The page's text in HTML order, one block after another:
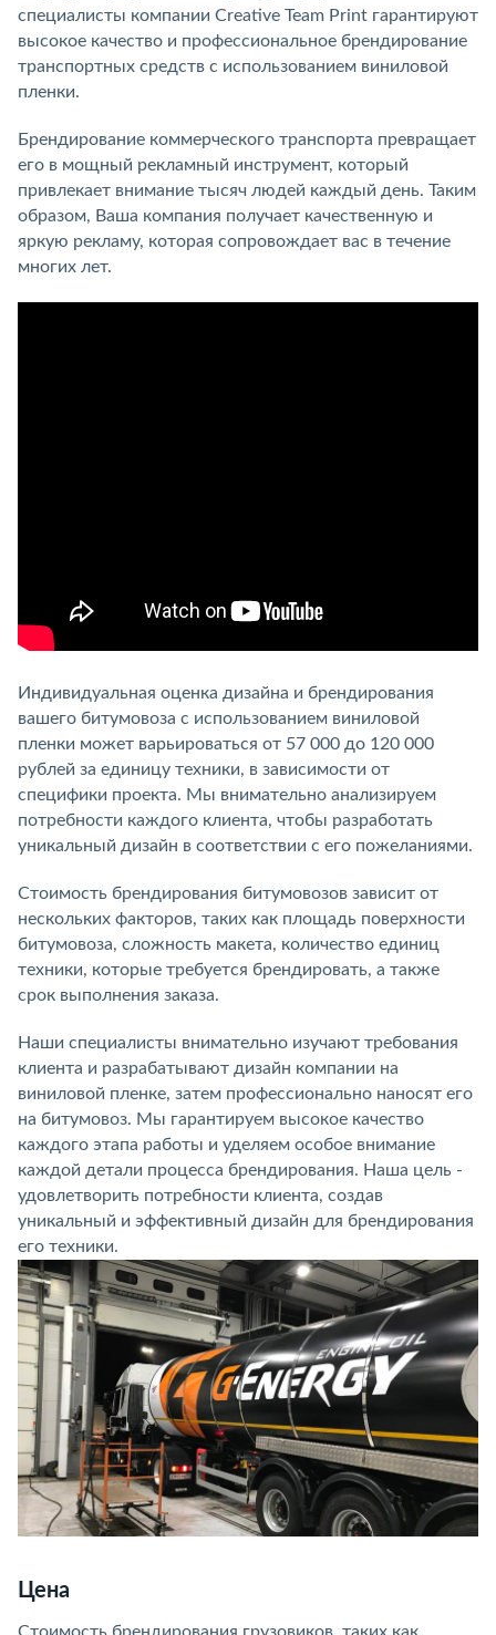
специалисты компании Creative Team Print гарантируют
высокое качество и профессиональное брендирование
транспортных средств с использованием виниловой
пленки.
Брендирование коммерческого транспорта превращает
его в мощный рекламный инструмент, который
привлекает внимание тысяч людей каждый день. Таким
образом, Ваша компания получает качественную и
яркую рекламу, которая сопровождает вас в течение
многих лет.
Индивидуальная оценка дизайна и брендирования
вашего битумовоза с использованием виниловой
пленки может варьироваться от 57 000 до 120 000
рублей за единицу техники, в зависимости от
специфики проекта. Мы внимательно анализируем
потребности каждого клиента, чтобы разработать
уникальный дизайн в соответствии с его пожеланиями.
Стоимость брендирования битумовозов зависит от
нескольких факторов, таких как площадь поверхности
битумовоза, сложность макета, количество единиц
техники, которые требуется брендировать, а также
срок выполнения заказа.
Наши специалисты внимательно изучают требования
клиента и разрабатывают дизайн компании на
виниловой пленке, затем профессионально наносят его
на битумовоз. Мы гарантируем высокое качество
каждого этапа работы и уделяем особое внимание
каждой детали процесса брендирования. Наша цель -
удовлетворить потребности клиента, создав
уникальный и эффективный дизайн для брендирования
его техники.
Цена
Стоимость брендирования грузовиков, таких как